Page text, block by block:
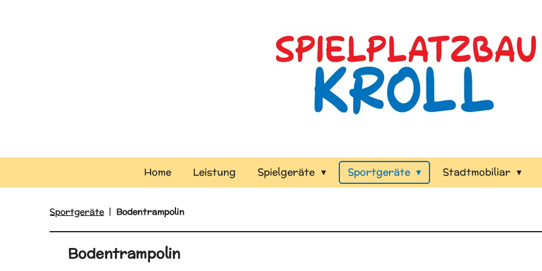
Home Leistung Spielgeräte Sportgeräte Stadtmobiliar
Sportgeräte | Bodentrampolin
Bodentrampolin